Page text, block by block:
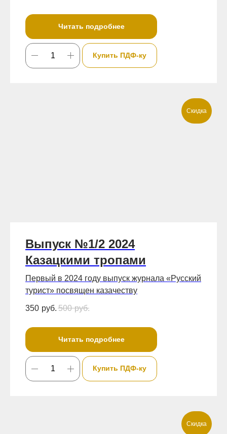
Читать подробнее
Купить ПДФ-ку
Скидка
Выпуск №1/2 2024
Казацкими тропами
Первый в 2024 году выпуск журнала «Русский
турист» посвящен казачеству
350 руб. 500 руб.
Читать подробнее
Купить ПДФ-ку
Скидка